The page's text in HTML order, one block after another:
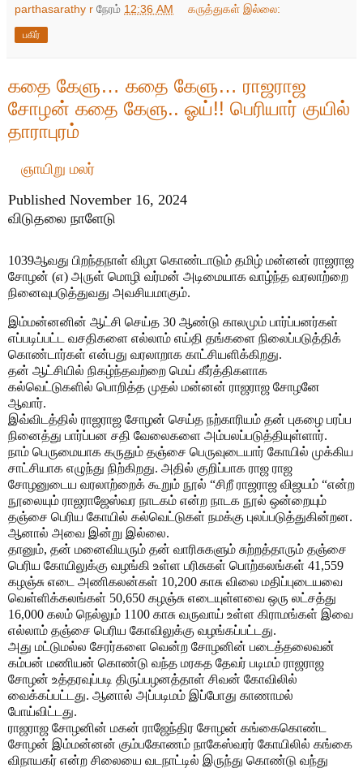
parthasarathy r நேரம் 12:36 AM கருத்துகள் இல்லை:
பகிர்
கதை கேளு… கதை கேளு… ராஜராஜ
சோழன் கதை கேளு.. ஓய்!! பெரியார் குயில்
தாராபுரம்
ஞாயிறு மலர்
விடுதலை நாளேடு
Published November 16, 2024
1039ஆவது பிறந்தநாள் விழா கொண்டாடும் தமிழ் மன்னன் ராஜராஜ
சோழன் (எ) அருள் மொழி வர்மன் அடிமையாக வாழ்ந்த வரலாற்றை
நினைவுபடுத்துவது அவசியமாகும்.
இம்மன்னனின் ஆட்சி செய்த 30 ஆண்டு காலமும் பார்ப்பனர்கள்
எப்படிப்பட்ட வசதிகளை எல்லாம் எய்தி தங்களை நிலைப்படுத்திக்
கொண்டார்கள் என்பது வரலாறாக காட்சியளிக்கிறது.
தன் ஆட்சியில் நிகழ்ந்தவற்றை மெய் கீர்த்திகளாக
கல்வெட்டுகளில் பொறித்த முதல் மன்னன் ராஜராஜ சோழனே
ஆவார்.
இவ்விடத்தில் ராஜராஜ சோழன் செய்த நற்காரியம் தன் புகழை பரப்ப
நினைத்து பார்ப்பன சதி வேலைகளை அம்பலப்படுத்தியுள்ளார்.
நாம் பெருமையாக கருதும் தஞ்சை பெருவுடையார் கோயில் முக்கிய
சாட்சியாக எழுந்து நிற்கிறது. அதில் குறிப்பாக ராஜ ராஜ
சோழனுடைய வரலாற்றைக் கூறும் நூல் “சிறீ ராஜராஜ விஜயம் “என்ற
நூலையும் ராஜராஜேஸ்வர நாடகம் என்ற நாடக நூல் ஒன்றையும்
தஞ்சை பெரிய கோயில் கல்வெட்டுகள் நமக்கு புலப்படுத்துகின்றன.
ஆனால் அவை இன்று இல்லை.
தானும், தன் மனைவியரும் தன் வாரிசுகளும் சுற்றத்தாரும் தஞ்சை
பெரிய கோயிலுக்கு வழங்கி உள்ள பரிசுகள் பொற்கலங்கள் 41,559
கழஞ்சு எடை அணிகலன்கள் 10,200 காசு விலை மதிப்புடையவை
வெள்ளிக்கலங்கள் 50,650 கழஞ்சு எடையுள்ளவை ஒரு லட்சத்து
16,000 கலம் நெல்லும் 1100 காசு வருவாய் உள்ள கிராமங்கள் இவை
எல்லாம் தஞ்சை பெரிய கோவிலுக்கு வழங்கப்பட்டது.
அது மட்டுமல்ல சேரர்களை வென்ற சோழனின் படைத்தலைவன்
கம்பன் மணியன் கொண்டு வந்த மரகத தேவர் படிமம் ராஜராஜ
சோழன் உத்தரவுப்படி திருப்பழனத்தாள் சிவன் கோவிலில்
வைக்கப்பட்டது. ஆனால் அப்படிமம் இப்போது காணாமல்
போய்விட்டது.
ராஜராஜ சோழனின் மகன் ராஜேந்திர சோழன் கங்கைகொண்ட
சோழன் இம்மன்னன் கும்பகோணம் நாகேஸ்வரர் கோயிலில் கங்கை
விநாயகர் என்ற சிலையை வடநாட்டில் இருந்து கொண்டு வந்து